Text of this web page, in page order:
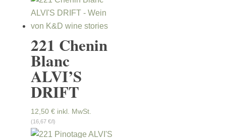
221 Chenin
Blanc
ALVI’S
DRIFT
12,50 € inkl. MwSt.
(16,67 €/l)